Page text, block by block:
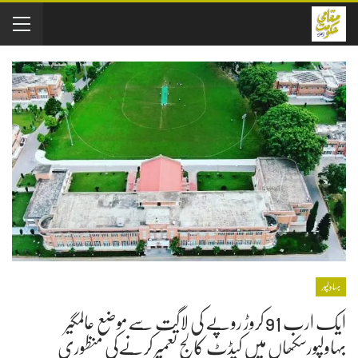
بہاولپور
ایک ارب 91 کروڑ روپے کی لاگت سےموضع عالمگیر
بہاولپورسکھاں میں کیڈٹ کالج تعمیر کرنےکی منظوری